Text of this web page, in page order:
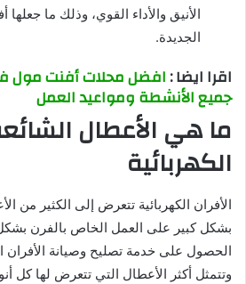
الأنيق والأداء القوي، وذلك ما
الجديدة.
اقرا ايضا :
جميع الأنشطة ومواعيد العمل
ما هي الأعطال
الكهربائية
الأفران الكهربائية تتعرض إلى الكثير من
بشكل كبير على العمل الخاص بالفرن
الحصول على خدمة تصليح وصيانة الأفران
وتتمثل أكثر الأعطال التي تتعرض لها كل